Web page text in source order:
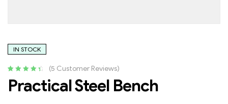
IN STOCK
out of 5
(5 Customer Reviews)
Practical Steel Bench